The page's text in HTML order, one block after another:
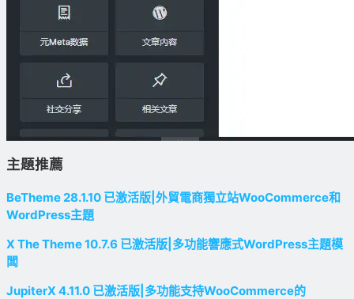
主題推薦
BeTheme 28.1.10 已激活版|外貿電商獨立站WooCommerce和
WordPress主題
X The Theme 10.7.6 已激活版|多功能響應式WordPress主題模
闆
JupiterX 4.11.0 已激活版|多功能支持WooCommerce的